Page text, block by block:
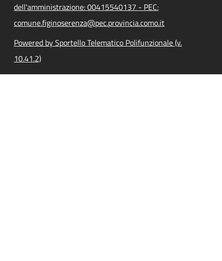
dell'amministrazione: 00415540137 - PEC:
comune.figinoserenza@pec.provincia.como.it
Powered by Sportello Telematico Polifunzionale (v.
10.41.2)